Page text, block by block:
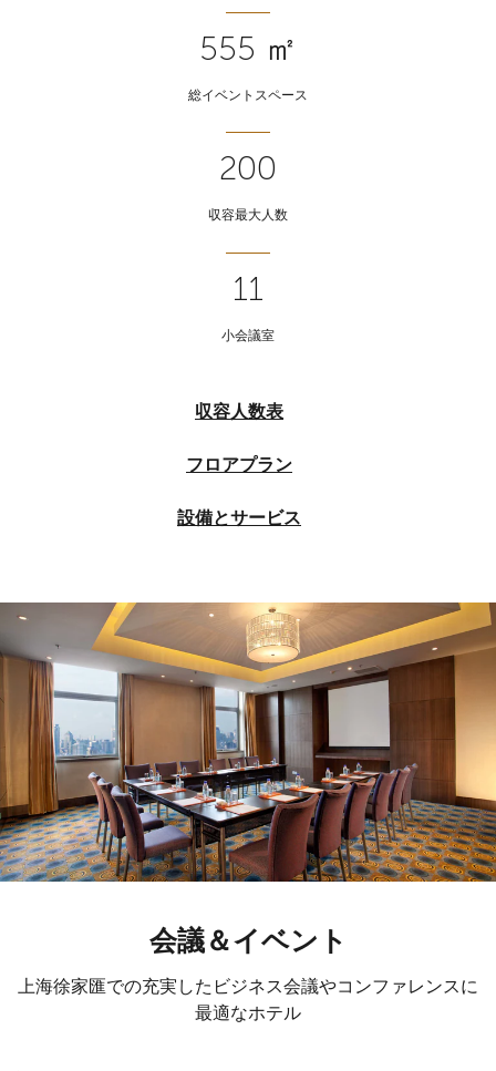
555 ㎡
総イベントスペース
200
収容最大人数
11
小会議室
収容人数表
フロアプラン
設備とサービス
会議＆イベント
上海徐家匯での充実したビジネス会議やコンファレンスに
最適なホテル